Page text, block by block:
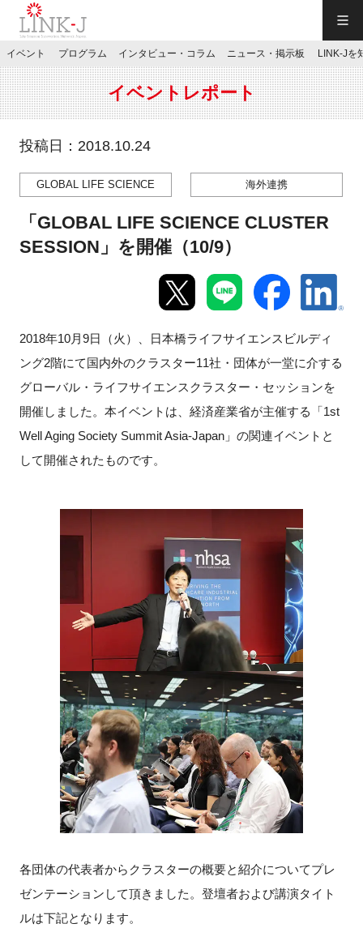
JP／EN
特別会員専用メニュー
施設ご予約
マイページ
新規登録
イベント
LINK-Jを知る
施設・アクセス
イベントお知らせメール登録
イベント プログラム インタビュー・コラム ニュース・掲示板 LINK-Jを
イベントレポート
投稿日：2018.10.24
GLOBAL LIFE SCIENCE 海外連携
「GLOBAL LIFE SCIENCE CLUSTER
SESSION」を開催（10/9）
2018年10月9日（火）、日本橋ライフサイエンスビルディ
ング2階にて国内外のクラスター11社・団体が一堂に介する
グローバル・ライフサイエンスクラスター・セッションを
開催しました。本イベントは、経済産業省が主催する「1st
Well Aging Society Summit Asia-Japan」の関連イベントと
して開催されたものです。
各団体の代表者からクラスターの概要と紹介についてプレ
ゼンテーションして頂きました。登壇者および講演タイト
ルは下記となります。